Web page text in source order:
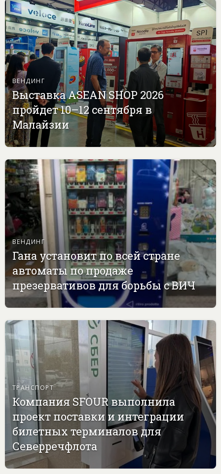
ВЕНДИНГ
Выставка ASEAN SHOP 2026
пройдет 10–12 сентября в
Малайзии
ВЕНДИНГ
Гана установит по всей стране
автоматы по продаже
презервативов для борьбы с ВИЧ
ТРАНСПОРТ
Компания SFOUR выполнила
проект поставки и интеграции
билетных терминалов для
Северречфлота